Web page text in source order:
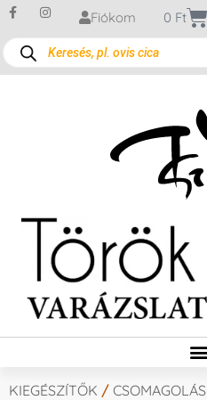
Fiókom 0 Ft
KIEGÉSZÍTŐK / CSOMAGOLÁS